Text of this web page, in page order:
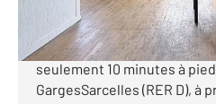
**** GARGES-LES-
STALINGRAD vous propose
seulement 10 minutes à
GargesSarcelles (RER D), à